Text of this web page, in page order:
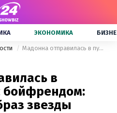
ЭКОНОМИКА
Мадонна отправилась в путешествие с бойфрендом: эффектный образ звезды
в
бойфрендом:
звезды